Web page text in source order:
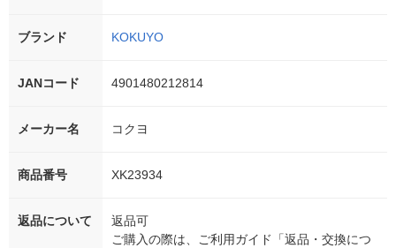
ブランド KOKUYO
JANコード 4901480212814
メーカー名 コクヨ
商品番号 XK23934
返品について
返品可
ご購入の際は、ご利用ガイド「返品・交換につ